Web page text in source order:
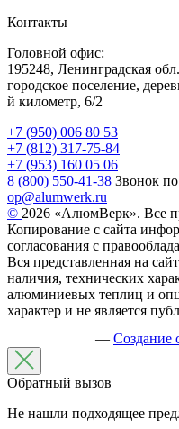
Контакты
Головной офис:
195248, Ленинградская
городское поселение,
й километр, 6/2
+7 (950) 006 80 53
+7 (812) 317-75-84
+7 (953) 160 05 06
8 (800) 550-41-38 Звонок
op@alumwerk.ru
© 2026 «АлюмВерк». Все
Копирование с сайта
согласования с
Вся представленная на
наличия, технических
алюминиевых теплиц и
характер и не является
— Создание
Обратный вызов
Не нашли подходящее